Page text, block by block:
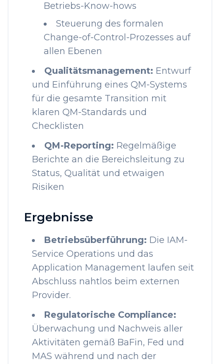
Betriebs-Know-hows
Steuerung des formalen
Change-of-Control-Prozesses auf
allen Ebenen
Qualitätsmanagement: Entwurf
und Einführung eines QM-Systems
für die gesamte Transition mit
klaren QM-Standards und
Checklisten
QM-Reporting: Regelmäßige
Berichte an die Bereichsleitung zu
Status, Qualität und etwaigen
Risiken
Ergebnisse
Betriebsüberführung: Die IAM-
Service Operations und das
Application Management laufen seit
Abschluss nahtlos beim externen
Provider.
Regulatorische Compliance:
Überwachung und Nachweis aller
Aktivitäten gemäß BaFin, Fed und
MAS während und nach der